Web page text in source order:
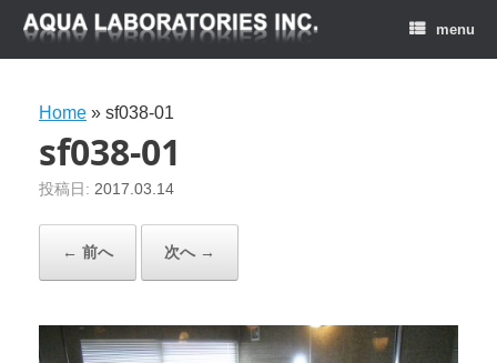
menu
Home » sf038-01
sf038-01
投稿日: 2017.03.14
← 前へ 次へ →